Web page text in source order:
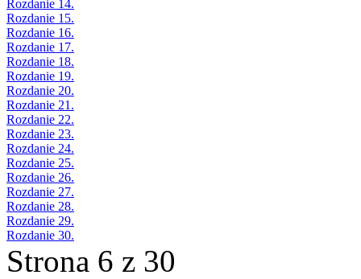
Rozdanie 14.
Rozdanie 15.
Rozdanie 16.
Rozdanie 17.
Rozdanie 18.
Rozdanie 19.
Rozdanie 20.
Rozdanie 21.
Rozdanie 22.
Rozdanie 23.
Rozdanie 24.
Rozdanie 25.
Rozdanie 26.
Rozdanie 27.
Rozdanie 28.
Rozdanie 29.
Rozdanie 30.
Strona 6 z 30